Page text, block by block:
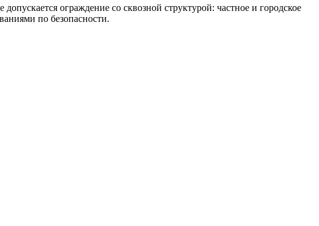
ограждение со сквозной структурой: частное и городское
по безопасности.